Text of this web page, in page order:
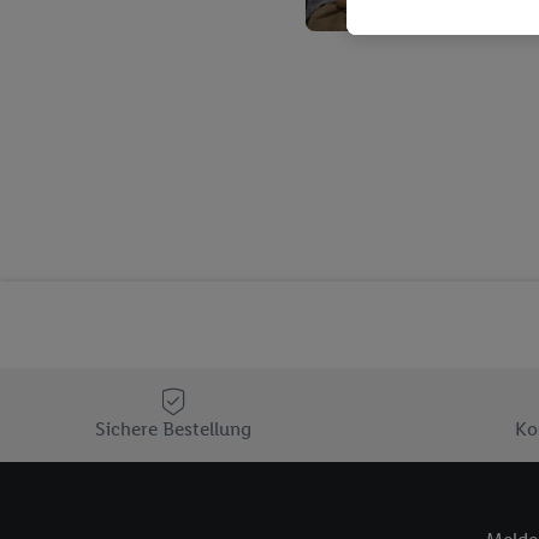
Sichere Bestellung
Kaufverhalten in den
genauen
Hierzu wird von uns
Adresse in
den Lidl-Diensten
Wenn das der Fall ist,
Kundenkonto-
Insbesondere können